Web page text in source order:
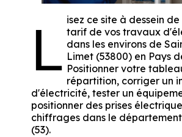
L isez ce site à dessein
tarif de vos travaux
dans les environs de
Limet (53800) en Pays
Positionner votre
répartition, corriger un
d'électricité, tester un
positionner des prises
chiffrages dans le
(53).